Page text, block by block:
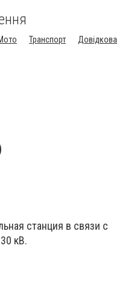
Транспорт Довідкова
станция в связи с
кВ.